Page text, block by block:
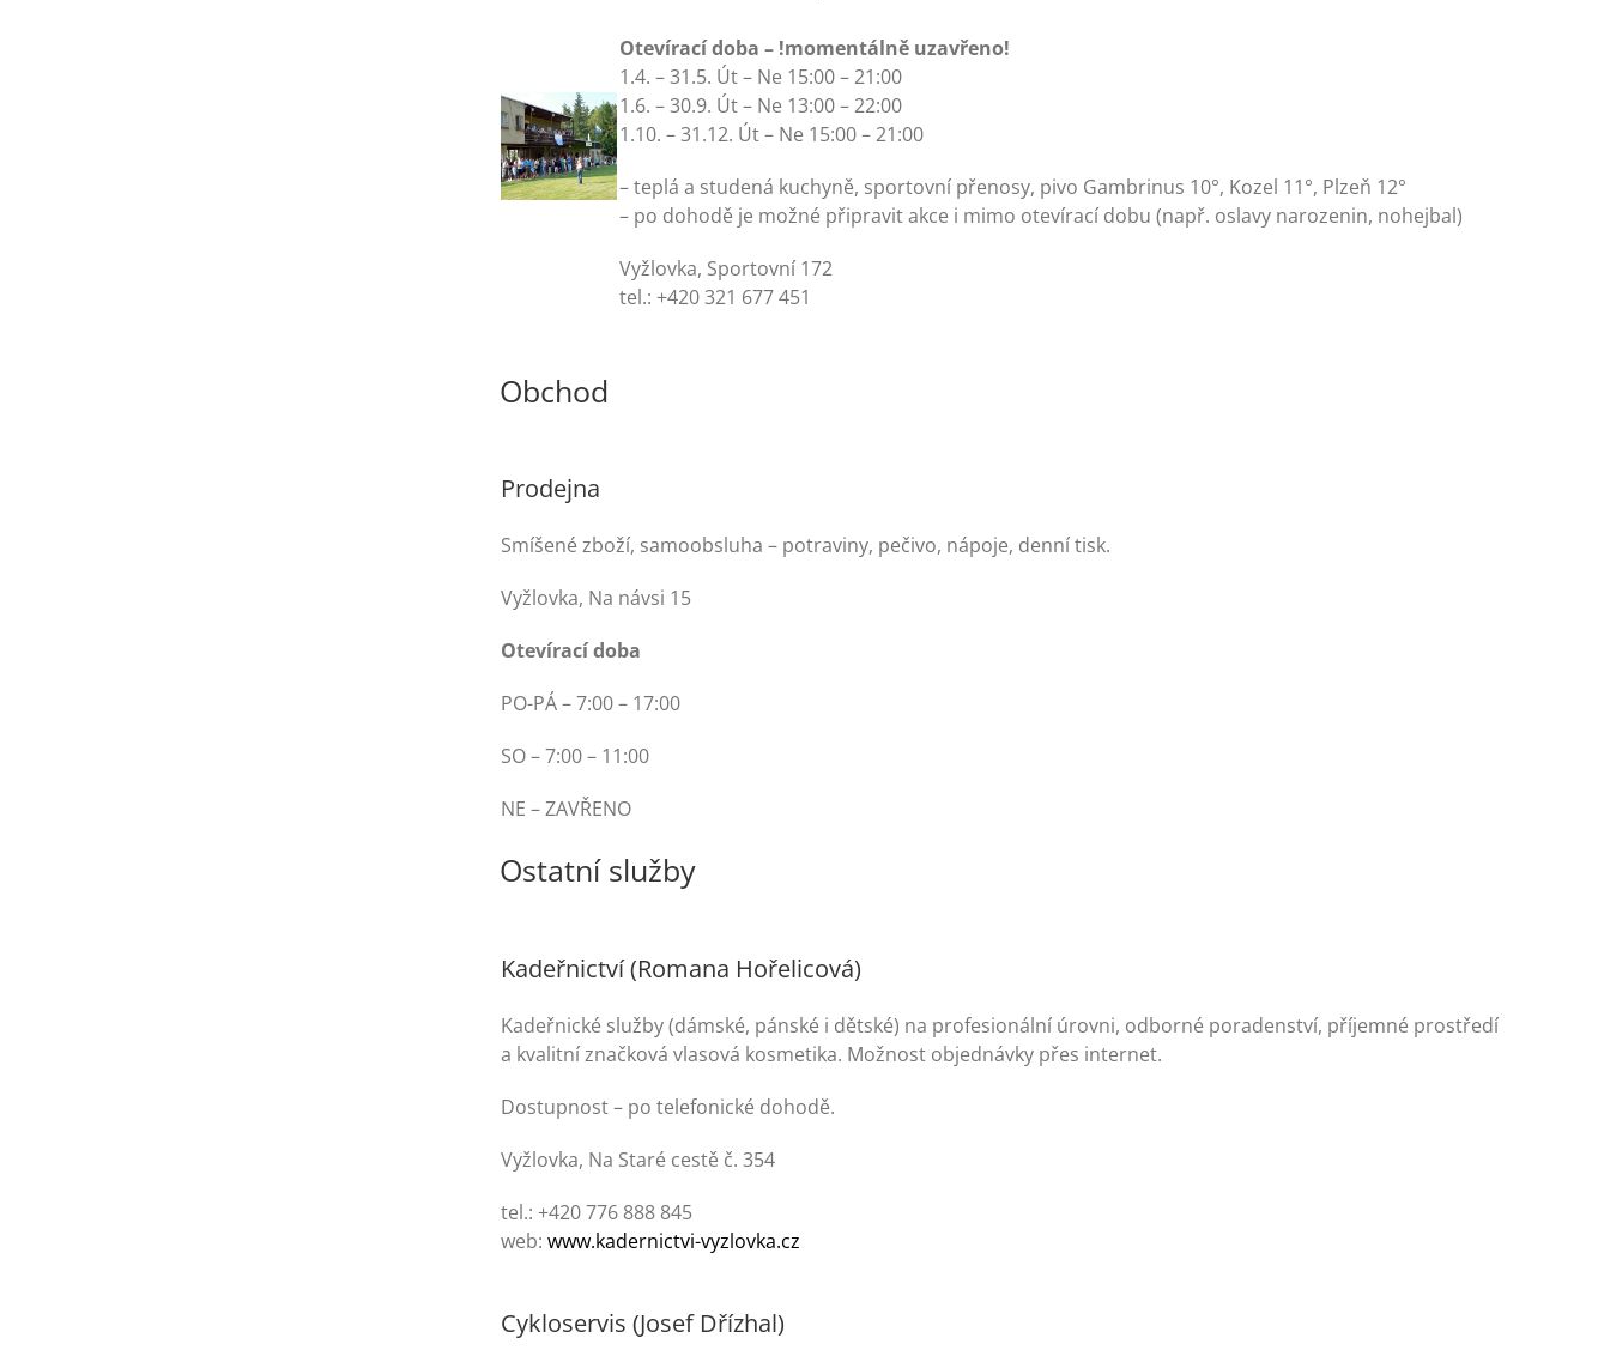
Otevírací doba – !momentálně uzavřeno!
1.4. – 31.5. Út – Ne 15:00 – 21:00
1.6. – 30.9. Út – Ne 13:00 – 22:00
1.10. – 31.12. Út – Ne 15:00 – 21:00
– teplá a studená kuchyně, sportovní přenosy, pivo Gambrinus 10°, Kozel 11°, Plzeň 12°
– po dohodě je možné připravit akce i mimo otevírací dobu (např. oslavy narozenin, nohejbal)
Vyžlovka, Sportovní 172
tel.: +420 321 677 451
Obchod
Prodejna
Smíšené zboží, samoobsluha – potraviny, pečivo, nápoje, denní tisk.
Vyžlovka, Na návsi 15
Otevírací doba
PO-PÁ – 7:00 – 17:00
SO – 7:00 – 11:00
NE – ZAVŘENO
Ostatní služby
Kadeřnictví (Romana Hořelicová)
Kadeřnické služby (dámské, pánské i dětské) na profesionální úrovni, odborné poradenství, příjemné prostředí
a kvalitní značková vlasová kosmetika. Možnost objednávky přes internet.
Dostupnost – po telefonické dohodě.
Vyžlovka, Na Staré cestě č. 354
tel.: +420 776 888 845
web:www.kadernictvi-vyzlovka.cz
Cykloservis (Josef Dřízhal)